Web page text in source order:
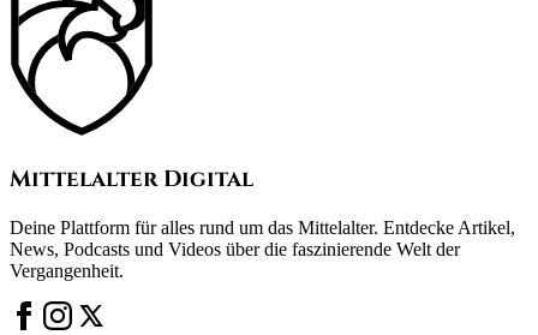
Mittelalter Digital
Deine Plattform für alles rund um das Mittelalter. Entdecke Artikel,
News, Podcasts und Videos über die faszinierende Welt der
Vergangenheit.